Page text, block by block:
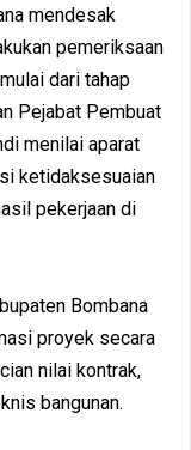
mendesak
pemeriksaan
dari tahap
Pejabat Pembuat
menilai aparat
ketidaksesuaian
pekerjaan di
Bombana
proyek secara
nilai kontrak,
bangunan.